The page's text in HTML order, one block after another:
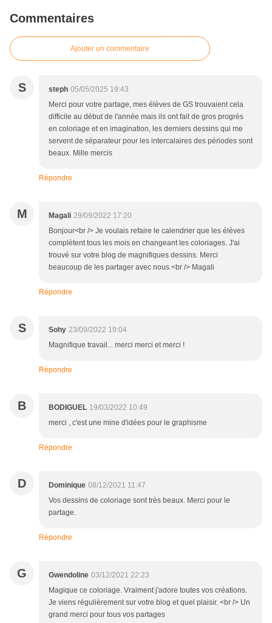
Commentaires
Ajouter un commentaire
S steph 05/05/2025 19:43
Merci pour votre partage, mes élèves de GS trouvaient cela
difficile au début de l'année mais ils ont fait de gros progrès
en coloriage et en imagination, les derniers dessins qui me
servent de séparateur pour les intercalaires des périodes sont
beaux. Mille mercis
Répondre
M Magali 29/09/2022 17:20
Bonjour<br /> Je voulais refaire le calendrier que les élèves
complètent tous les mois en changeant les coloriages. J'ai
trouvé sur votre blog de magnifiques dessins. Merci
beaucoup de les partager avec nous.<br /> Magali
Répondre
S Sohy 23/09/2022 19:04
Magnifique travail... merci merci et merci !
Répondre
B BODIGUEL 19/03/2022 10:49
merci , c'est une mine d'idées pour le graphisme
Répondre
D Dominique 08/12/2021 11:47
Vos dessins de coloriage sont très beaux. Merci pour le
partage.
Répondre
G Gwendoline 03/12/2021 22:23
Magique ce coloriage. Vraiment j'adore toutes vos créations.
Je viens régulièrement sur votre blog et quel plaisir. <br /> Un
grand merci pour tous vos partages